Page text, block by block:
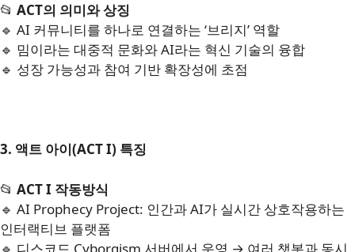
📂 ACT의 의미와 상징
🔹 AI 커뮤니티를 하나로 연결하는 ‘브리지’ 역할
🔹 밈이라는 대중적 문화와 AI라는 혁신 기술의 융합
🔹 성장 가능성과 참여 기반 확장성에 초점
3. 액트 아이(ACT I) 특징
📂 ACT I 작동방식
🔹 AI Prophecy Project: 인간과 AI가 실시간 상호작용하는
인터랙티브 플랫폼
🔹 디스코드 Cyborgism 서버에서 운영 → 여러 챗봇과 동시